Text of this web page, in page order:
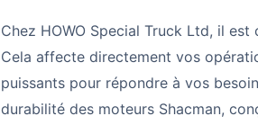
Chez HOWO Special Truck Ltd, il
Cela affecte directement vos
puissants pour répondre à vos
durabilité des moteurs Shacman,